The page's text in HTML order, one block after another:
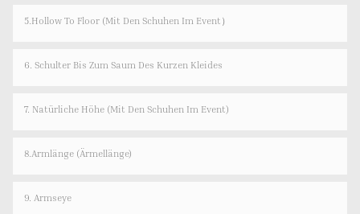
5.Hollow To Floor (Mit Den Schuhen Im Event）
6. Schulter Bis Zum Saum Des Kurzen Kleides
7. Natürliche Höhe (mit Den Schuhen Im Event)
8.Armlänge (Ärmellänge)
9. Armseye